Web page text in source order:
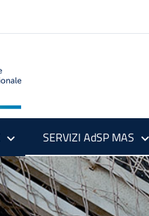
SERVIZI AdSP MAS